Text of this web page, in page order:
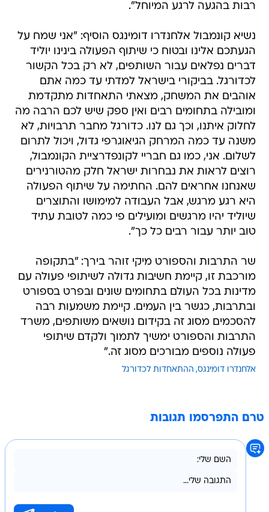
רבות בהגעה לרגע המיוחל".
נשיא קונמבול אלחנדרו דומינגס הוסיף: "אני שמח על
הגעתכם אלינו ובטוח כי שיתוף הפעולה בינינו יוליד
דברים נפלאים עבור השותפים, לא רק בכל הקשור
לכדורגל. בביקורי בישראל למדתי עד כמה אתם
אוהבים את המשחק, מצאתי התאחדות מתקדמת
ומובילה בתחומים רבים ואין ספק שיש לכם הרבה מה
לחלוק איתנו, וכך גם לנו. כדורגל מחבר תרבויות, לא
משנה עד כמה המרחק הגיאוגרפי גדול, ויכול לתרום
לשלום. אני, כמו גם חבריי לקונפדרציית הקונמבול,
רוצים לראות את נבחרות ישראל חלק מהטורנירים
שאנחנו אחראים להם. החתימה על שיתוף הפעולה
היא רגע מרגש, אבל העבודה למימושו והתוצרים
שיוליד יהיו מרגשים ומועילים פי כמה לטובת עתיד
טוב יותר עבור רבים כל כך".
שר התרבות והספורט מיקי זוהר בירך: "בתקופה
מורכבת זו, קיימת חשיבות גדולה לשיתופי פעולה עם
מדינות בכל העולם בתחומים שונים ובפרט בספורט
ובתרבות, כגשר בין העמים. קיימת משמעות רבה
להסכמים מסוג זה בקידום נושאים משותפים, משרד
התרבות והספורט ימשיך לתמוך ולקדם שיתופי
פעולה נוספים מבורכים מסוג זה."
אלחנדרו דומינגס ההתאחדות לכדורגל
טרם התפרסמו תגובות